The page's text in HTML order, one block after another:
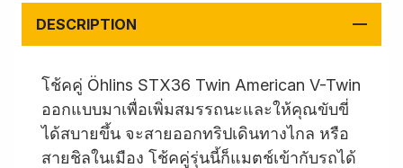
DESCRIPTION
โช้คคู่ Öhlins STX36 Twin American V-Twin
ออกแบบมาเพื่อเพิ่มสมรรถนะและให้คุณขับขี่
ได้สบายขึ้น จะสายออกทริปเดินทางไกล หรือ
สายชิลในเมือง โช้คคู่รุ่นนี้ก็แมตช์เข้ากับรถได้